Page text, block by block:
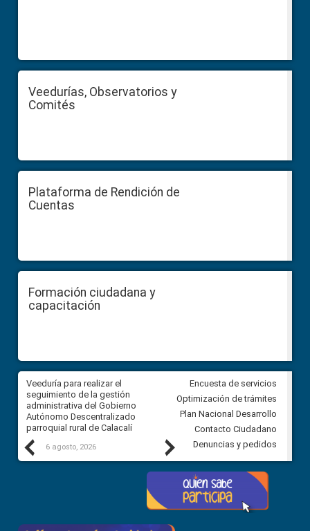
Veedurías, Observatorios y
Comités
Plataforma de Rendición de
Cuentas
Formación ciudadana y
capacitación
Previous
Veeduría para realizar el
seguimiento de la gestión
administrativa del Gobierno
Autónomo Descentralizado
parroquial rural de Calacalí
6 agosto, 2026
Veeduría para vigilar los
derivados de la Audiencia
comunidad Urbina, parroquia
Carolina
5 agosto, 2026
Next
Encuesta de servicios
Optimización de trámites
Plan Nacional Desarrollo
Contacto Ciudadano
Denuncias y pedidos